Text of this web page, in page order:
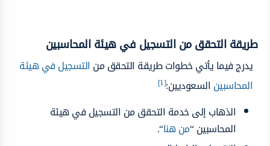
طريقة التحقق من التسجيل في هيئة المحاسبين
يدرج فيما يأتي خطوات طريقة التحقق من التسجيل في هيئة
المحاسبين السعوديين:[1]
الذهاب إلى خدمة التحقق من التسجيل في هيئة
المحاسبين “من هنا“.